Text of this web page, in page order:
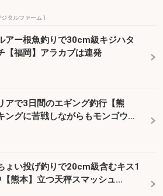
タルファーム )
アー根魚釣りで30cm級キジハタ
【福岡】アラカブは連発
アで3日間のエギング釣行【熊
ングに苦戦しながらもモンゴウイ
ょい投げ釣りで20cm級含むキス1
熊本】立つ天秤スマッシュ...